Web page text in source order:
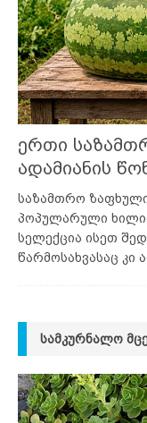
ერთი
ადამიანის
საზამთრო
პოპულარული
სელექცია ისეთ
წარმოსახვასაც კი
ᲡᲐᲛᲙᲣᲠᲜᲐᲚᲝ